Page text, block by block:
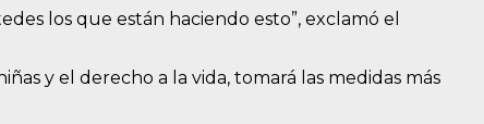
los que están haciendo esto”, exclamó el
y el derecho a la vida, tomará las medidas más